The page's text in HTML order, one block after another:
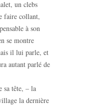
un clebs
faire collant,
à son
se montre
il lui parle, et
autant parlé de
sa tête, – la
la dernière